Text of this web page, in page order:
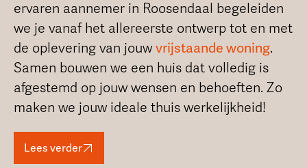
ervaren aannemer in Roosendaal begeleiden
we je vanaf het allereerste ontwerp tot en met
de oplevering van jouwvrijstaande woning.
Samen bouwen we een huis dat volledig is
afgestemd op jouw wensen en behoeften. Zo
maken we jouw ideale thuis werkelijkheid!
Lees verder